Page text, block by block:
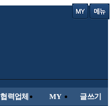
협력업체 MY 글쓰기